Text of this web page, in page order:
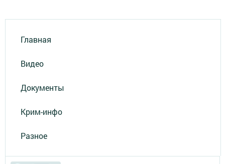
Главная
Видео
Документы
Крим-инфо
Разное